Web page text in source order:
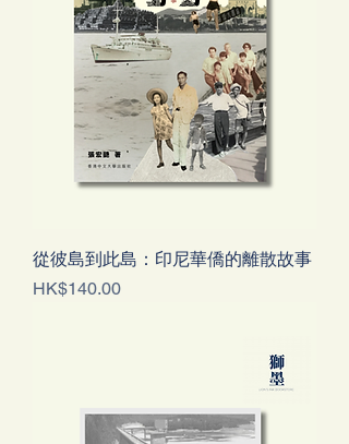
從彼島到此島：印尼華僑的離散故事
價格
HK$140.00